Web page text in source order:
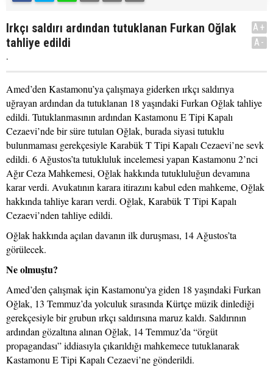
Irkçı saldırı ardından tutuklanan Furkan Oğlak
tahliye edildi
.
A+
A-
Amed’den Kastamonu’ya çalışmaya giderken ırkçı saldırıya
uğrayan ardından da tutuklanan 18 yaşındaki Furkan Oğlak tahliye
edildi. Tutuklanmasının ardından Kastamonu E Tipi Kapalı
Cezaevi’nde bir süre tutulan Oğlak, burada siyasi tutuklu
bulunmaması gerekçesiyle Karabük T Tipi Kapalı Cezaevi’ne sevk
edildi. 6 Ağustos’ta tutukluluk incelemesi yapan Kastamonu 2’nci
Ağır Ceza Mahkemesi, Oğlak hakkında tutukluluğun devamına
karar verdi. Avukatının karara itirazını kabul eden mahkeme, Oğlak
hakkında tahliye kararı verdi. Oğlak, Karabük T Tipi Kapalı
Cezaevi’nden tahliye edildi.
Oğlak hakkında açılan davanın ilk duruşması, 14 Ağustos’ta
görülecek.
Ne olmuştu?
Amed’den çalışmak için Kastamonu’ya giden 18 yaşındaki Furkan
Oğlak, 13 Temmuz’da yolculuk sırasında Kürtçe müzik dinlediği
gerekçesiyle bir grubun ırkçı saldırısına maruz kaldı. Saldırının
ardından gözaltına alınan Oğlak, 14 Temmuz’da “örgüt
propagandası” iddiasıyla çıkarıldığı mahkemece tutuklanarak
Kastamonu E Tipi Kapalı Cezaevi’ne gönderildi.